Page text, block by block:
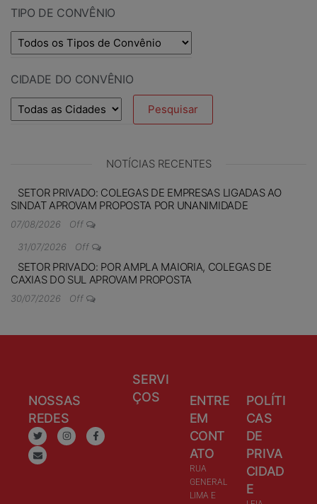
TIPO DE CONVÊNIO
CIDADE DO CONVÊNIO
NOTÍCIAS RECENTES
SETOR PRIVADO: COLEGAS DE EMPRESAS LIGADAS AO
SINDAT APROVAM PROPOSTA POR UNANIMIDADE
07/08/2026
Off
31/07/2026
Off
SETOR PRIVADO: POR AMPLA MAIORIA, COLEGAS DE
CAXIAS DO SUL APROVAM PROPOSTA
30/07/2026 Off
NOSSAS
REDES
SERVI
ÇOS
ENTRE
EM
CONT
ATO
RUA
GENERAL
LIMA E
POLÍTI
CAS
DE
PRIVA
CIDAD
E